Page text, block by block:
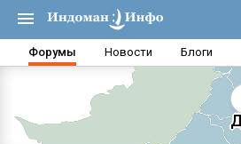
Форумы Новости Блоги